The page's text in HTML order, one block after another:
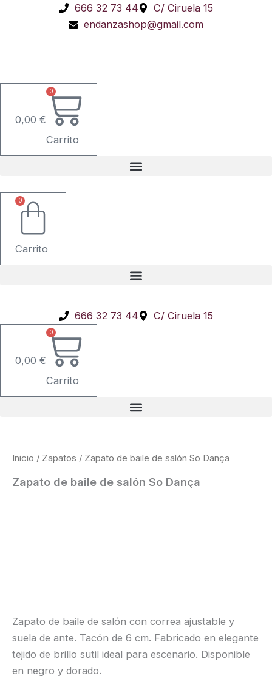
666 32 73 44
C/ Ciruela 15
endanzashop@gmail.com
0,00 €
0
Carrito
0
Carrito
666 32 73 44 C/ Ciruela 15
0,00 €
0
Carrito
Inicio / Zapatos / Zapato de baile de salón So Dança
Zapato de baile de salón So Dança
Zapato de baile de salón con correa ajustable y
suela de ante. Tacón de 6 cm. Fabricado en elegante
tejido de brillo sutil ideal para escenario. Disponible
en negro y dorado.
Zapato
baile